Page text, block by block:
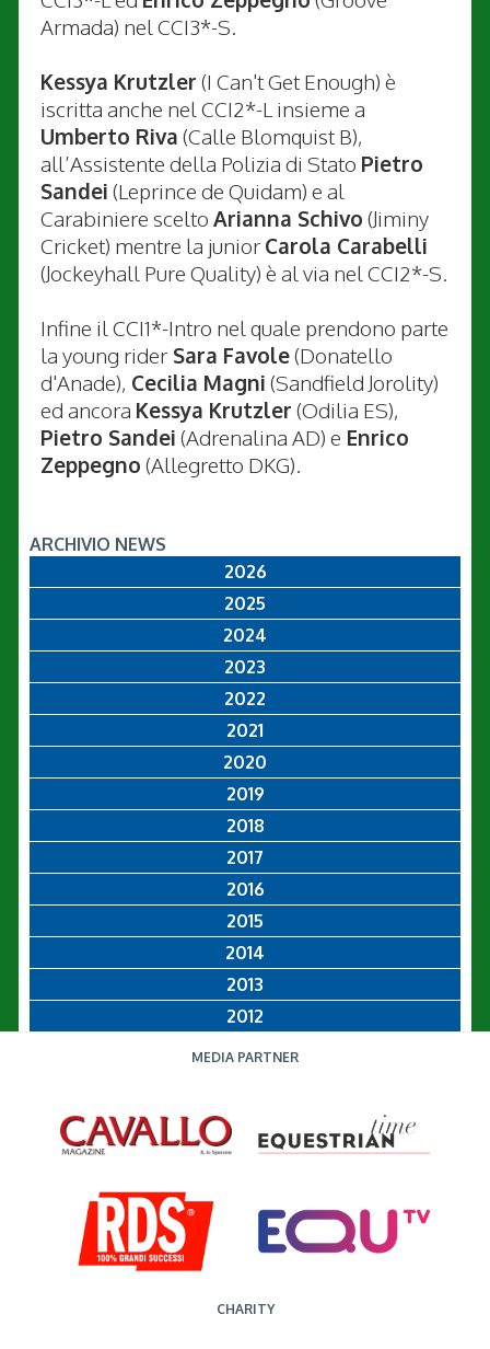
Armada) nel CCI3*-S.
Kessya Krutzler (I Can't Get Enough) è
iscritta anche nel CCI2*-L insieme a
Umberto Riva (Calle Blomquist B),
all’Assistente della Polizia di Stato Pietro
Sandei (Leprince de Quidam) e al
Carabiniere scelto Arianna Schivo (Jiminy
Cricket) mentre la junior Carola Carabelli
(Jockeyhall Pure Quality) è al via nel CCI2*-S.
Infine il CCI1*-Intro nel quale prendono parte
la young rider Sara Favole(Donatello
d'Anade), Cecilia Magni (Sandfield Jorolity)
ed ancora Kessya Krutzler (Odilia ES),
Pietro Sandei (Adrenalina AD) e Enrico
Zeppegno (Allegretto DKG).
ARCHIVIO NEWS
2026
2025
2024
2023
2022
2021
2020
2019
2018
2017
2016
2015
2014
2013
2012
MEDIA PARTNER
CHARITY